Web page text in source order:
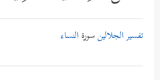
تفسير الجلالينسورة النساء